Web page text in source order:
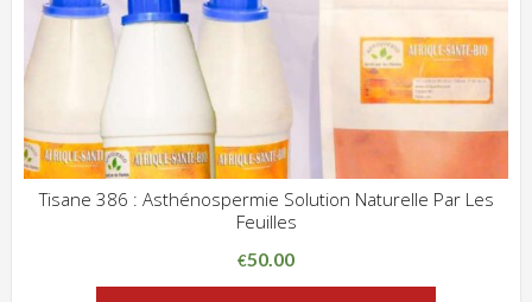
Tisane 386 : Asthénospermie Solution Naturelle Par Les
Feuilles
€50.00